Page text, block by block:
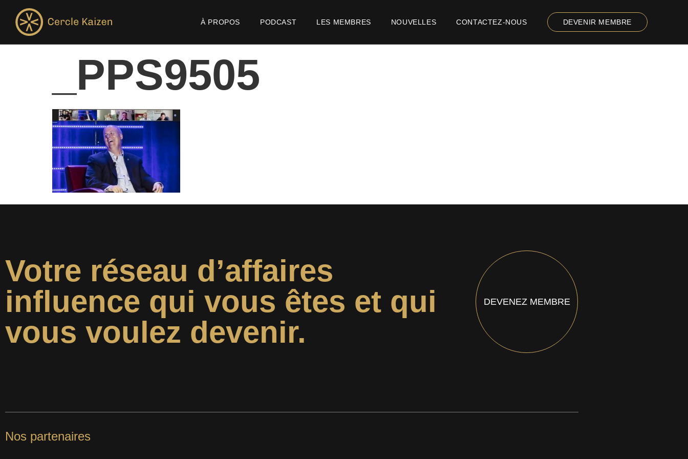
À PROPOS PODCAST LES MEMBRES NOUVELLES CONTACTEZ-NOUS DEVENIR MEMBRE
_PPS9505
Votre réseau d’affaires
influence qui vous êtes et qui
vous voulez devenir.
DEVENEZ MEMBRE
Nos partenaires